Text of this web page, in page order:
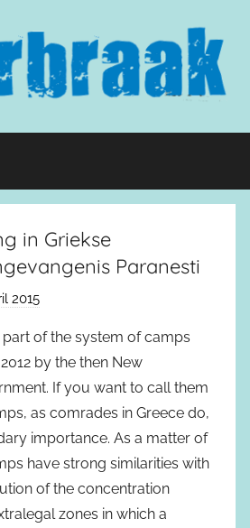
in Griekse
Paranesti
2015
part of the system of camps
by the then New
If you want to call them
as comrades in Greece do,
importance. As a matter of
have strong similarities with
of the concentration
zones in which a